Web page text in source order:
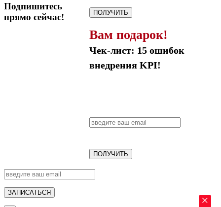
×
ПОЛУЧИТЬ
Вам подарок!
Чек-лист: 15 ошибок
внедрения KPI!
ПОЛУЧИТЬ
Подпишитесь
прямо сейчас!
ЗАПИСАТЬСЯ